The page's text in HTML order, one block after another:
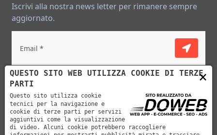
Iscrivi alla nostra news letter per rimanere sempre
aggiornato.
Ho letto e accetto le condizioni descritte
nell'informativa sulla privacy.
×
QUESTO SITO WEB UTILIZZA COOKIE DI TERZE
PARTI
Questo sito utilizza cookie
tecnici per la navigazione e
cookie di terze parti per servizi
aggiuntivi come la visualizzazione
di video. Alcuni cookie potrebbero raccogliere